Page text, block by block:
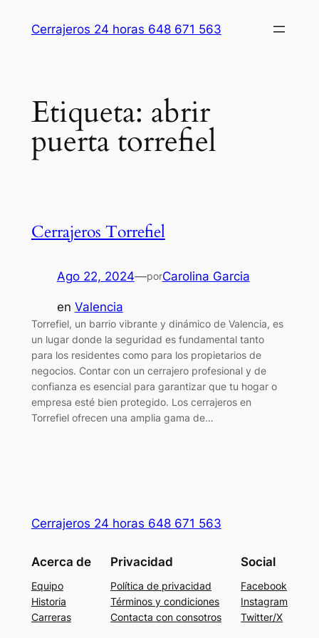
Cerrajeros 24 horas 648 671 563
Etiqueta: abrir
puerta torrefiel
Cerrajeros Torrefiel
Ago 22, 2024—porCarolina Garcia
en Valencia
Torrefiel, un barrio vibrante y dinámico de Valencia, es
un lugar donde la seguridad es fundamental tanto
para los residentes como para los propietarios de
negocios. Contar con un cerrajero profesional y de
confianza es esencial para garantizar que tu hogar o
empresa esté bien protegido. Los cerrajeros en
Torrefiel ofrecen una amplia gama de…
Cerrajeros 24 horas 648 671 563
Acerca de
Equipo
Historia
Carreras
Privacidad
Política de privacidad
Términos y condiciones
Contacta con consotros
Social
Facebook
Instagram
Twitter/X